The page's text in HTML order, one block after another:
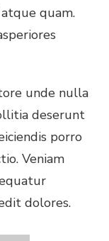
quam.
unde nulla
deserunt
porro
Veniam
dolores.